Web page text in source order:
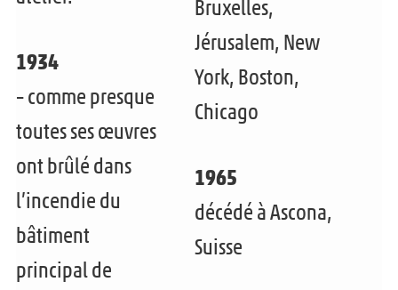
1934
– comme presque
toutes ses œuvres
ont brûlé dans
l’incendie du
bâtiment
principal de
Bruxelles,
Jérusalem, New
York, Boston,
Chicago
1965
décédé à Ascona,
Suisse